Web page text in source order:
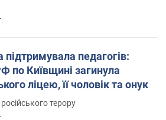
підтримувала педагогів:
по Київщині загинула
ліцею, її чоловік та онук
терору